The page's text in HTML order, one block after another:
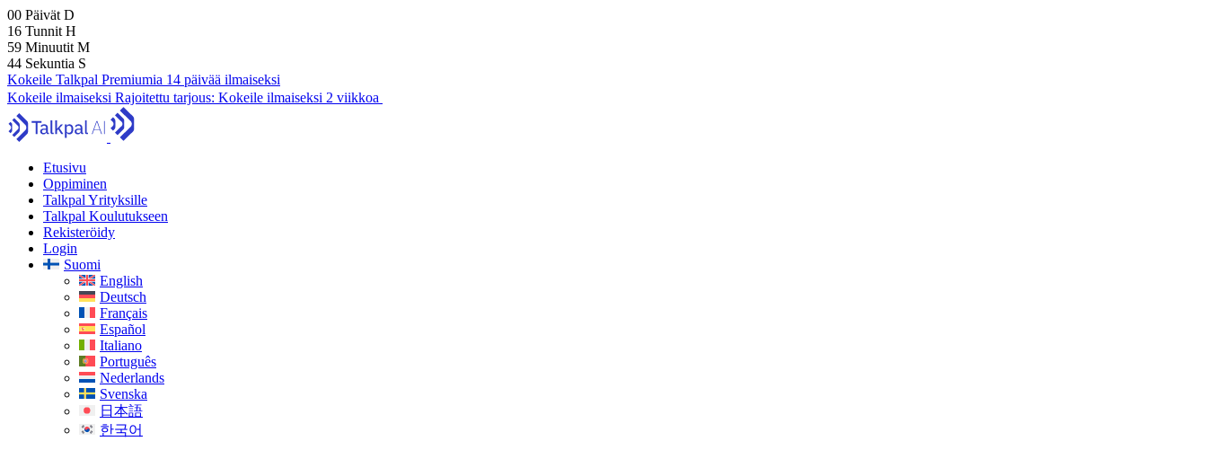
00 Päivät D
16 Tunnit H
59 Minuutit M
42 Sekuntia S
Kokeile Talkpal Premiumia 14 päivää ilmaiseksi
Kokeile ilmaiseksi Rajoitettu tarjous: Kokeile ilmaiseksi 2 viikkoa
Etusivu
Oppiminen
Talkpal Yrityksille
Talkpal Koulutukseen
Rekisteröidy
Login
Suomi
English
Deutsch
Français
Español
Italiano
Português
Nederlands
Svenska
日本語
한국어